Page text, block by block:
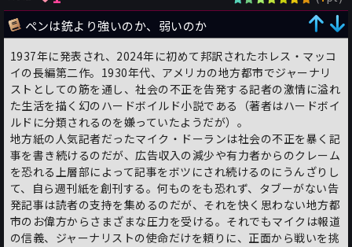
ペンは銃より強いのか、弱いのか
1937年に発表され、2024年に初めて邦訳されたホレス・マッコ
イの長編第二作。1930年代、アメリカの地方都市でジャーナリ
ストとしての筋を通し、社会の不正を告発する記者の激情に溢れ
た生活を描く幻のハードボイルド小説である（著者はハードボイ
ルドに分類されるのを嫌っていたようだが）。
地方紙の人気記者だったマイク・ドーランは社会の不正を暴く記
事を書き続けるのだが、広告収入の減少や有力者からのクレーム
を恐れる上層部によって記事をボツにされ続けるのにうんざりし
て、自ら週刊紙を創刊する。何ものをも恐れず、タブーがない告
発記事は読者の支持を集めるのだが、それを快く思わない地方都
市のお偉方からさまざまな圧力を受ける。それでもマイクは報道
の信義、ジャーナリストの使命だけを頼りに、正面から戦いを挑